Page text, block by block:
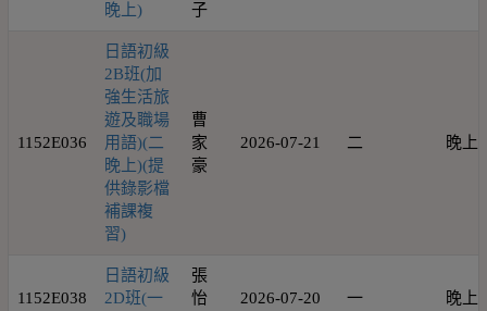
晚上) 子
1152E036
日語初級
2B班(加
強生活旅
遊及職場
用語)(二
晚上)(提
供錄影檔
補課複
習)
曹
家
豪
2026-07-21 二 晚上
1152E038
日語初級
2D班(一
張
怡
2026-07-20 一 晚上